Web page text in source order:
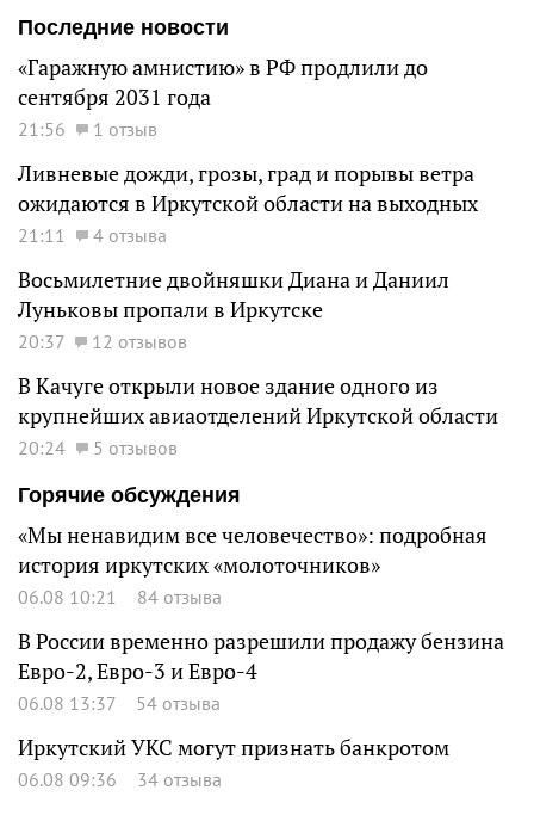
Последние новости
«Гаражную амнистию» в РФ продлили до
сентября 2031 года
21:56 1 отзыв
Ливневые дожди, грозы, град и порывы ветра
ожидаются в Иркутской области на выходных
21:11 4 отзыва
Восьмилетние двойняшки Диана и Даниил
Луньковы пропали в Иркутске
20:37 12 отзывов
В Качуге открыли новое здание одного из
крупнейших авиаотделений Иркутской области
20:24
5 отзывов
Горячие обсуждения
«Мы ненавидим все человечество»: подробная
история иркутских «молоточников»
06.08 10:21 84 отзыва
В России временно разрешили продажу бензина
Евро-2, Евро-3 и Евро-4
06.08 13:37 54 отзыва
Иркутский УКС могут признать банкротом
06.08 09:36 34 отзыва